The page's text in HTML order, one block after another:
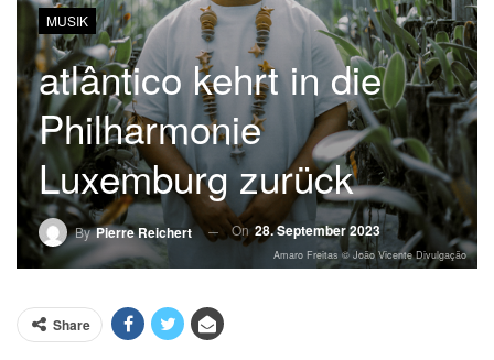
MUSIK
atlântico kehrt in die
Philharmonie
Luxemburg zurück
ByPierre Reichert On 28. September 2023
Amaro Freitas © João Vicente Divulgação
Share